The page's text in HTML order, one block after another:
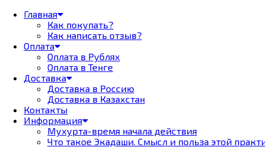
Главная
Как покупать?
Как написать отзыв?
Оплата
Оплата в Рублях
Оплата в Тенге
Доставка
Доставка в Россию
Доставка в Казахстан
Контакты
Информация
Мухурта-время начала действия
Что такое Экадаши. Смысл и польза этой